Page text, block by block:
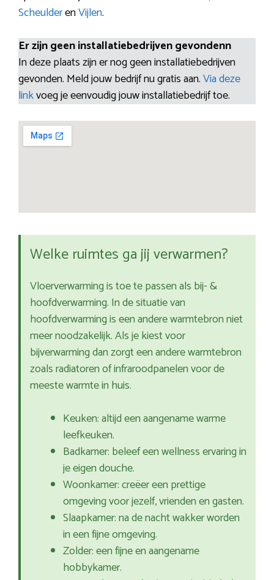
ScheulderenVijlen.
Er zijn geen installatiebedrijven gevondenn
In deze plaats zijn er nog geen installatiebedrijven
gevonden. Meld jouw bedrijf nu gratis aan.Via deze
linkvoeg je eenvoudig jouw installatiebedrijf toe.
Welke ruimtes ga jij verwarmen?
Vloerverwarming is toe te passen als bij- &
hoofdverwarming. In de situatie van
hoofdverwarming is een andere warmtebron niet
meer noodzakelijk. Als je kiest voor
bijverwarming dan zorgt een andere warmtebron
zoals radiatoren of infraroodpanelen voor de
meeste warmte in huis.
Keuken: altijd een aangename warme
leefkeuken.
Badkamer: beleef een wellness ervaring in
je eigen douche.
Woonkamer: creëer een prettige
omgeving voor jezelf, vrienden en gasten.
Slaapkamer: na de nacht wakker worden
in een fijne omgeving.
Zolder: een fijne en aangename
hobbykamer.